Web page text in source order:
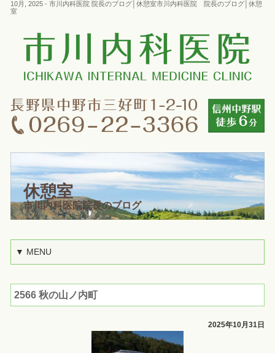
10月, 2025 - 市川内科医院 院長のブログ│休憩室市川内科医院 院長のブログ│休憩
室
休憩室
市川内科医院院長のブログ
▼ MENU
2566 秋の山ノ内町
2025年10月31日